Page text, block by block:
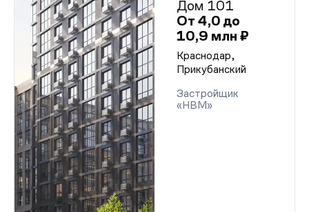
Дом 101
От 4,0 до
10,9 млн ₽
Краснодар,
Прикубанский
Застройщик
«НВМ»